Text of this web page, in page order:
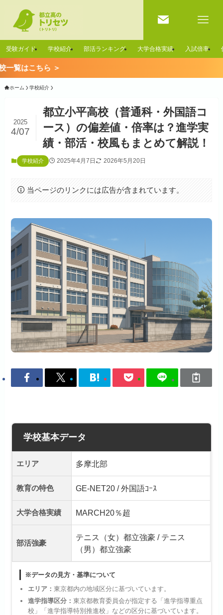
受験ガイド 学校紹介 部活ランキング 大学合格実績 入試倍率
ホーム 学校紹介
都立小平高校（普通科・外国語コ
ース）の偏差値・倍率は？進学実
績・部活・校風もまとめて解説！
2025
4/07
学校紹介 2025年4月7日 2026年5月20日
当ページのリンクには広告が含まれています。
学校基本データ
エリア 多摩北部
教育の特色 GE-NET20 / 外国語ｺｰｽ
大学合格実績 MARCH20％超
部活強豪
テニス（女）都立強豪 / テニス
（男）都立強豪
※データの見方・基準について
エリア： 東京都内の地域区分に基づいています。
進学指導区分： 東京都教育委員会が指定する「進学指導重点
校」「進学指導特別推進校」などの区分に基づいています。